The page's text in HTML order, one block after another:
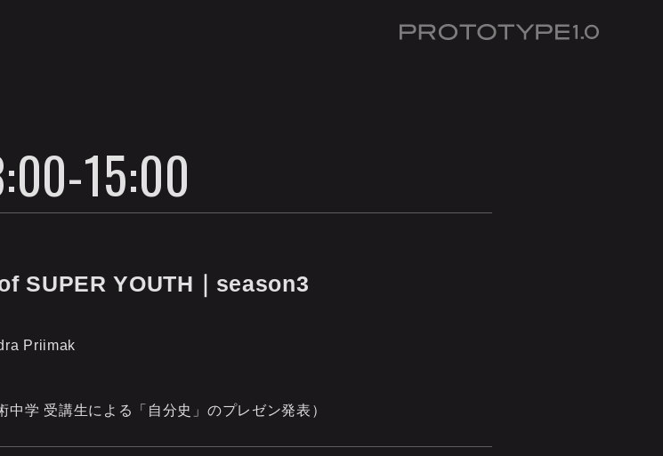
15:00
SUPER YOUTH｜season3
Priimak
学 受講生による「自分史」のプレゼン発表）